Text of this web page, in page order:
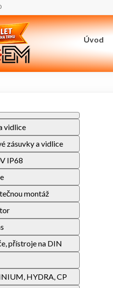
Úvod
vidlice
zásuvky a vidlice
IP68
montáž
přístroje na DIN
HYDRA, CP